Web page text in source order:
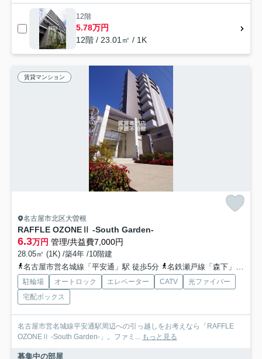
12階
5.78万円
12階 / 23.01㎡ / 1K
賃貸マンション
名古屋市北区大曽根
RAFFLE OZONEⅡ -South Garden-
6.3万円 管理/共益費7,000円
28.05㎡ (1K) /築4年 /10階建
名古屋市営名城線「平安通」駅 徒歩5分
名鉄瀬戸線「森下」駅 徒歩9分
駐輪場 オートロック エレベーター CATV
光ファイバー
宅配ボックス
名古屋市営名城線平安通駅周辺への引っ越しをお考えなら「RAFFLE
OZONEⅡ -South Garden-」。ファミ... もっと見る
募集中の部屋